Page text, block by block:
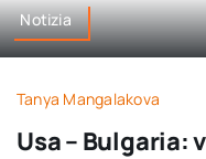
Notizia
Tanya Mangalakova
Usa – Bulgaria: